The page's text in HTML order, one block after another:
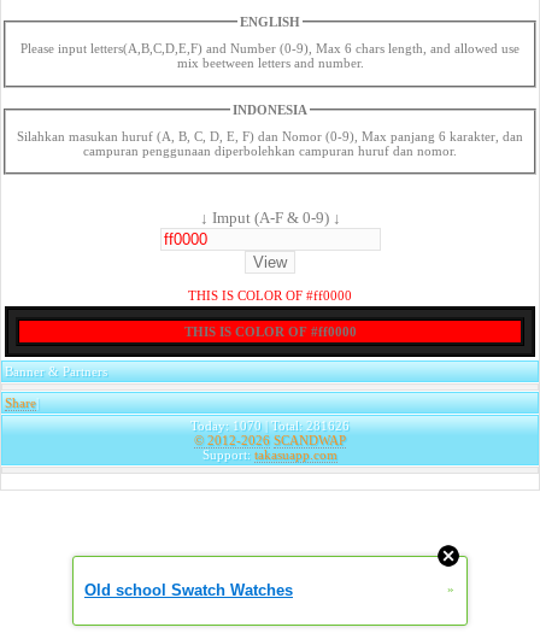
ENGLISH
Please input letters(A,B,C,D,E,F) and Number (0-9), Max 6 chars length, and allowed use
mix beetween letters and number.
INDONESIA
Silahkan masukan huruf (A, B, C, D, E, F) dan Nomor (0-9), Max panjang 6 karakter, dan
campuran penggunaan diperbolehkan campuran huruf dan nomor.
↓ Imput (A-F & 0-9) ↓
THIS IS COLOR OF #ff0000
THIS IS COLOR OF #ff0000
Banner & Partners
Share|
Today: 1070 | Total: 281626
© 2012-2026 SCANDWAP
Support: takasuapp.com
Old school Swatch Watches »